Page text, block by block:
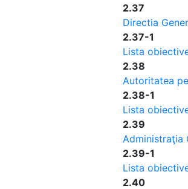
2.37
Directia
2.37-1
Lista
2.38
Autoritatea
2.38-1
Lista
2.39
Administraţia
2.39-1
Lista
2.40